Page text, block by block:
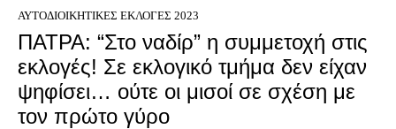
ΑΥΤΟΔΙΟΙΚΗΤΙΚΈΣ ΕΚΛΟΓΈΣ 2023
ΠΑΤΡΑ: “Στο ναδίρ” η συμμετοχή στις
εκλογές! Σε εκλογικό τμήμα δεν είχαν
ψηφίσει… ούτε οι μισοί σε σχέση με
τον πρώτο γύρο